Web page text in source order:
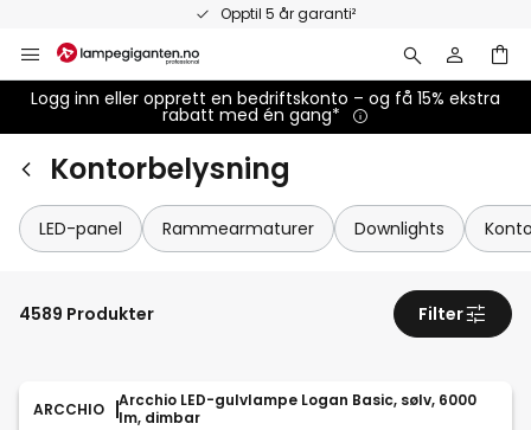
Opptil 5 år garanti²
til
innhold
Logg inn eller opprett en bedriftskonto – og få 15% ekstra
rabatt med én gang*
Kontorbelysning
LED-panel Rammearmaturer Downlights
ARCCHIO
Arcchio LED-gulvlampe Logan Basic, sølv, 6000
lm, dimbar
4589 Produkter Filter